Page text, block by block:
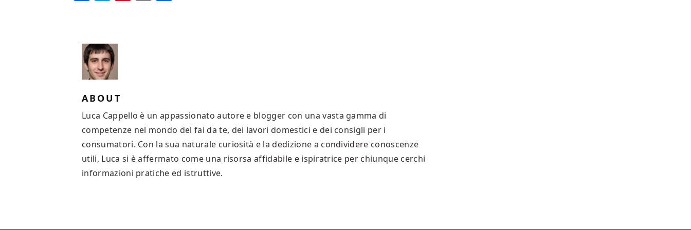
ABOUT
Luca Cappello è un appassionato autore e blogger con una vasta gamma di
competenze nel mondo del fai da te, dei lavori domestici e dei consigli per i
consumatori. Con la sua naturale curiosità e la dedizione a condividere conoscenze
utili, Luca si è affermato come una risorsa affidabile e ispiratrice per chiunque cerchi
informazioni pratiche ed istruttive.